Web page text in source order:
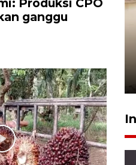
Produksi CPO
ganggu
striker
Sananta